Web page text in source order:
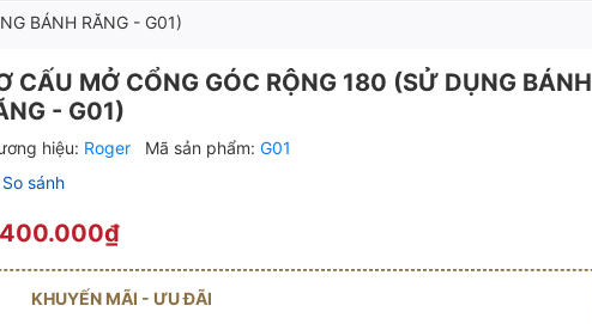
BÁNH RĂNG - G01)
CẤU MỞ CỔNG GÓC RỘNG 180 (SỬ DỤNG BÁNH
- G01)
hiệu: Roger Mã sản phẩm: G01
So sánh
KHUYẾN MÃI - ƯU ĐÃI